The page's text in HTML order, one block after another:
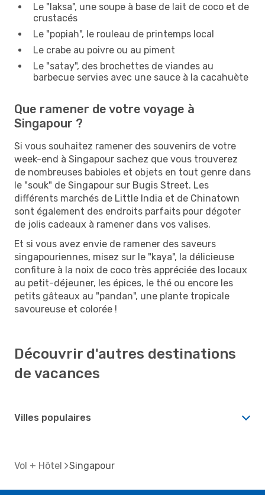
Le "laksa", une soupe à base de lait de coco et de
crustacés
Le "popiah", le rouleau de printemps local
Le crabe au poivre ou au piment
Le "satay", des brochettes de viandes au
barbecue servies avec une sauce à la cacahuète
Que ramener de votre voyage à
Singapour ?
Si vous souhaitez ramener des souvenirs de votre
week-end à Singapour sachez que vous trouverez
de nombreuses babioles et objets en tout genre dans
le "souk" de Singapour sur Bugis Street. Les
différents marchés de Little India et de Chinatown
sont également des endroits parfaits pour dégoter
de jolis cadeaux à ramener dans vos valises.
Et si vous avez envie de ramener des saveurs
singapouriennes, misez sur le "kaya", la délicieuse
confiture à la noix de coco très appréciée des locaux
au petit-déjeuner, les épices, le thé ou encore les
petits gâteaux au "pandan", une plante tropicale
savoureuse et colorée !
Découvrir d'autres destinations
de vacances
Villes populaires
Vol + Hôtel Singapour